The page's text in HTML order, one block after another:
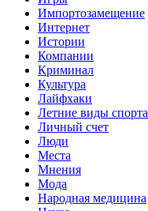
Импортозамещение
Интернет
Истории
Компании
Криминал
Культура
Лайфхаки
Летние виды спорта
Личный счет
Люди
Места
Мнения
Мода
Народная медицина